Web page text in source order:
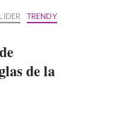
TRENDY
de la